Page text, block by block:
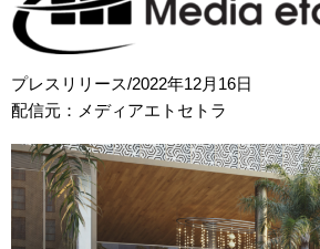
プレスリリース/2022年12月16日
配信元：メディアエトセトラ